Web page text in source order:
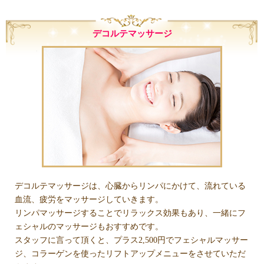
デコルテマッサージ
デコルテマッサージは、心臓からリンパにかけて、流れている
血流、疲労をマッサージしていきます。
リンパマッサージすることでリラックス効果もあり、一緒にフ
ェシャルのマッサージもおすすめです。
スタッフに言って頂くと、プラス2,500円でフェシャルマッサー
ジ、コラーゲンを使ったリフトアップメニューをさせていただ